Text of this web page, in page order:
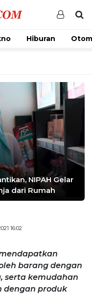
Hiburan
NIPAH Gelar
dari Rumah
16:02
barang dengan
serta kemudahan
dengan produk